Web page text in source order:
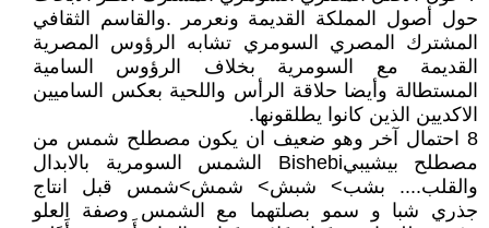
حول أصول المملكة القديمة ونعرمر .والقاسم الثقافي
المشترك المصري السومري تشابه الرؤوس المصرية
القديمة مع السومرية بخلاف الرؤوس السامية
المستطالة وأيضا حلاقة الرأس واللحية بعكس الساميين
الاكديين الذين كانوا يطلقونها.
8 احتمال آخر وهو ضعيف ان يكون مصطلح شمس من
مصطلح بيشيبيBishebi الشمس السومرية بالابدال
والقلب.... بشب> شبش> شمش>شمس قبل انتاج
جذري شبا و سمو بصلتهما مع الشمس وصفة العلو